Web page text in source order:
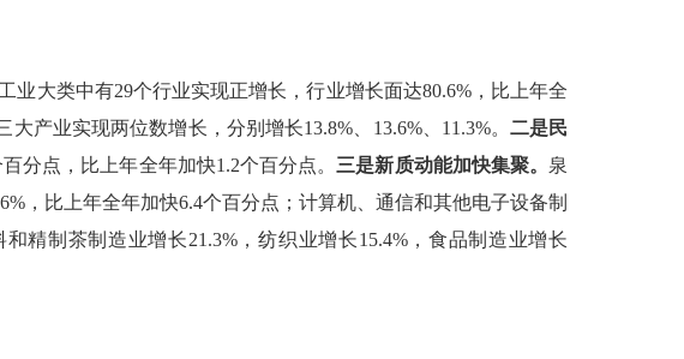
业大类中有29个行业实现正增长，行业增长面达80.6%，比上年全
大产业实现两位数增长，分别增长13.8% 13.6%、 11.3%。 二是民
百分点，比上年全年加快1.2个百分点。 三是新质动能加快集聚。 泉
，比上年全年加快6.4个百分点 ； 计算机、通信和其他电子设备制
和精制茶制造业增长21.3%，纺织业增长15.4%，食品制造业增长